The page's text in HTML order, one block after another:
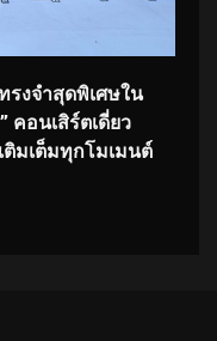
รงจำสุดพิเศษใน
คอนเสิร์ตเดี่ยว
มเต็มทุกโมเมนต์